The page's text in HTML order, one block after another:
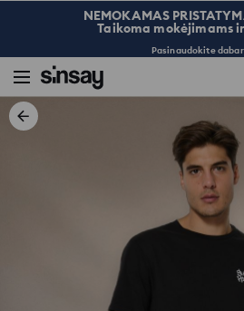
NEMOKAMAS
Taikoma mokėjimams
Pasinaudokite dabar